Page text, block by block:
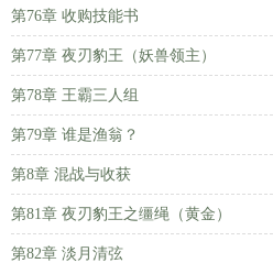
第76章 收购技能书
第77章 夜刃豹王（妖兽领主）
第78章 王霸三人组
第79章 谁是渔翁？
第8章 混战与收获
第81章 夜刃豹王之缰绳（黄金）
第82章 淡月清弦